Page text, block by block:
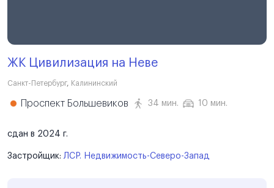
ЖК Цивилизация на Неве
Санкт-Петербург, Калининский
Проспект Большевиков 34 мин. 10 мин.
сдан в 2024 г.
Застройщик: ЛСР. Недвижимость-Северо-Запад